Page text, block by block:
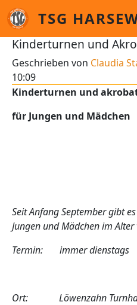
Direkt zum Inhalt
TSG
Kinderturnen und
Geschrieben von Claudia
10:09
Kinderturnen und
für Jungen und Mädchen
Seit Anfang September gibt
Jungen und Mädchen im Alter
Termin: immer dienstags
Ort: Löwenzahn